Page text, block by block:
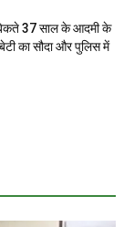
37 साल के आदमी के
का सौदा और पुलिस में